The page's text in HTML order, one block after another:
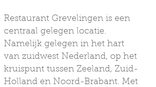
Restaurant Grevelingen is een
centraal gelegen locatie.
Namelijk gelegen in het hart
van zuidwest Nederland, op het
kruispunt tussen Zeeland, Zuid-
Holland en Noord-Brabant. Met